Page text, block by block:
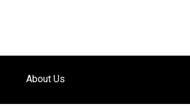
About Us